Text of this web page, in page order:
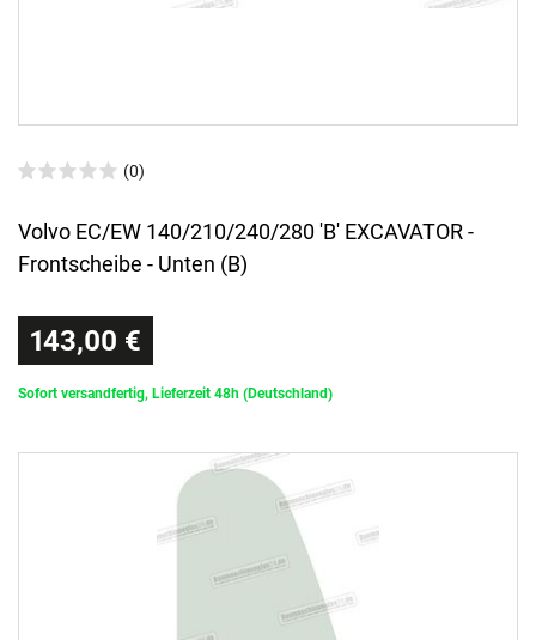
(0)
Volvo EC/EW 140/210/240/280 'B' EXCAVATOR -
Frontscheibe - Unten (B)
143,00 €
Sofort versandfertig, Lieferzeit 48h (Deutschland)